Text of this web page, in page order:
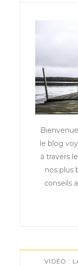
le blog
à travers
nos plus
conseils
VIDÉO :